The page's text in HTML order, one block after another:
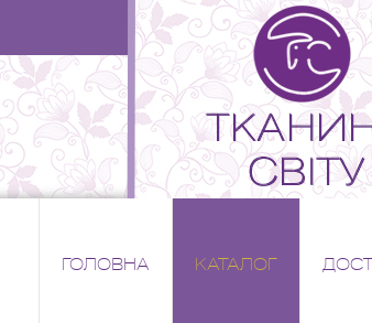
ГОЛОВНА КАТАЛОГ